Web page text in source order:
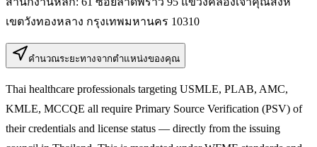
เขตวังทองหลาง กรุงเทพมหานคร 10310
คำนวณระยะทางจากตำแหน่งของคุณ
Thai healthcare professionals targeting USMLE, PLAB, AMC,
KMLE, MCCQE all require Primary Source Verification (PSV) of
their credentials and license status — directly from the issuing